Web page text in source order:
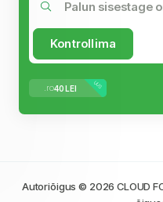
Kontrollima
UUS
.ro40 LEI
Autoriõigus © 2026 CLOUD